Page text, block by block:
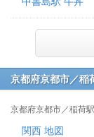
京都府京都市／稲
京都府京都市／稲荷
関西 地図